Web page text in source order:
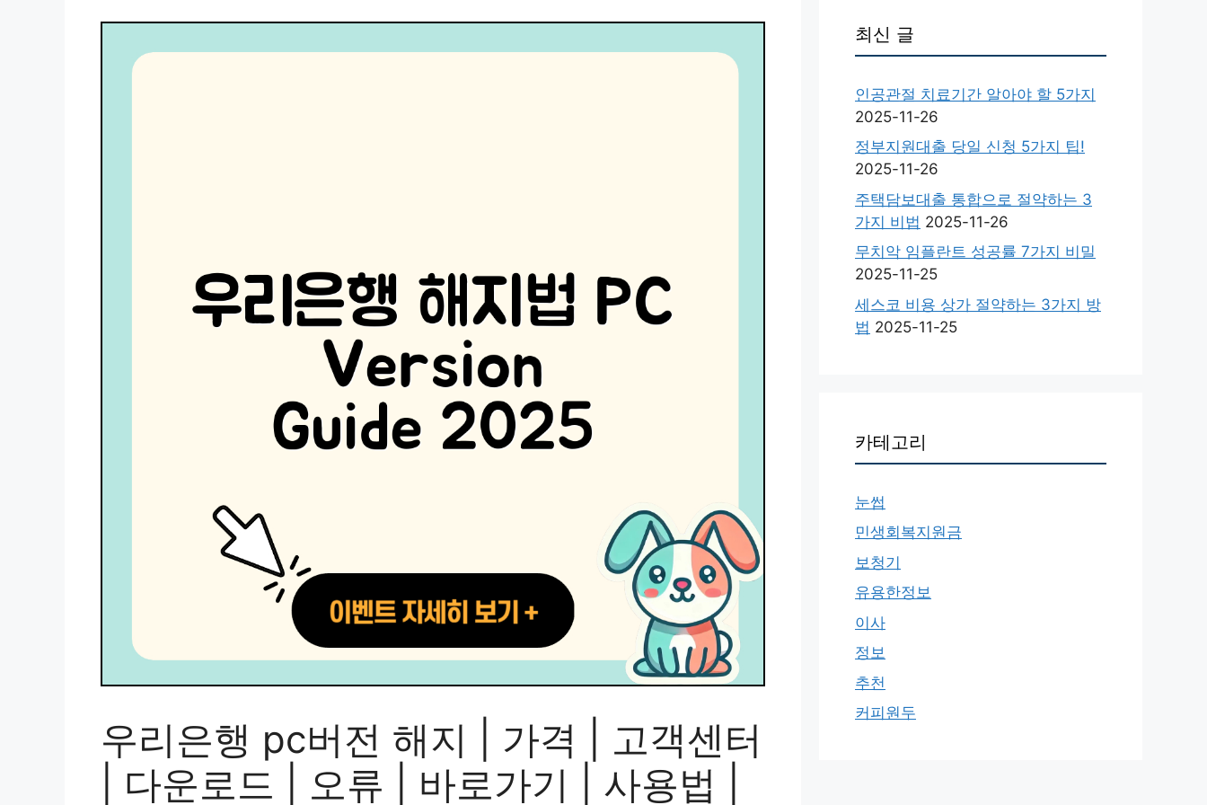
우리은행 pc버전 해지 | 가격 | 고객센터
| 다운로드 | 오류 | 바로가기 | 사용법 |
최신 글
인공관절 치료기간 알아야 할 5가지
2025-11-26
정부지원대출 당일 신청 5가지 팁!
2025-11-26
주택담보대출 통합으로 절약하는 3
가지 비법 2025-11-26
무치악 임플란트 성공률 7가지 비밀
2025-11-25
세스코 비용 상가 절약하는 3가지 방
법 2025-11-25
카테고리
눈썹
민생회복지원금
보청기
유용한정보
이사
정보
추천
커피원두